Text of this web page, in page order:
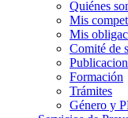
Quiénes
Mis
Mis
Comité de
Formación
Trámites
Género y